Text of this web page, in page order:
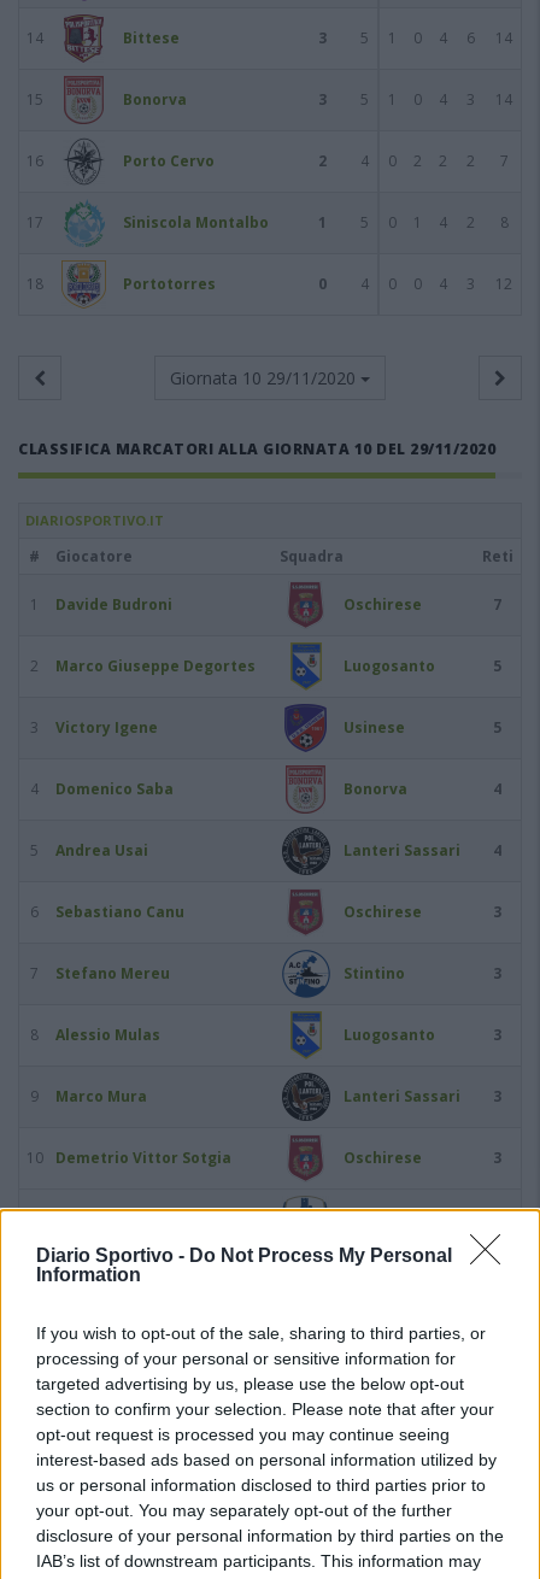
Diario Sportivo - Do Not Process My Personal
Information
If you wish to opt-out of the sale, sharing to third parties, or
processing of your personal or sensitive information for
targeted advertising by us, please use the below opt-out
section to confirm your selection. Please note that after your
opt-out request is processed you may continue seeing
interest-based ads based on personal information utilized by
us or personal information disclosed to third parties prior to
your opt-out. You may separately opt-out of the further
disclosure of your personal information by third parties on the
IAB’s list of downstream participants. This information may
14 Bittese 3 5 1 0 4 6 14
15 Bonorva 3 5 1 0 4 3 14
16 Porto Cervo 2 4 0 2 2 2 7
17 Siniscola Montalbo 1 5 0 1 4 2 8
18 Portotorres 0 4 0 0 4 3 12
Giornata 10 29/11/2020
CLASSIFICA MARCATORI ALLA GIORNATA 10 DEL 29/11/2020
DIARIOSPORTIVO.IT
# Giocatore Squadra Reti
1 Davide Budroni Oschirese 7
2 Marco Giuseppe Degortes Luogosanto 5
3 Victory Igene Usinese 5
4 Domenico Saba Bonorva 4
5 Andrea Usai Lanteri Sassari 4
6 Sebastiano Canu Oschirese 3
7 Stefano Mereu Stintino 3
8 Alessio Mulas Luogosanto 3
9 Marco Mura Lanteri Sassari 3
10 Demetrio Vittor Sotgia Oschirese 3
12 Francesco Aloia
13 Alessandro Asara Oschirese
14 Gavino Cabras Valledoria 2
15 Giorgio Calvisi Bittese 2
16 Giuseppe Cocco Bonorva